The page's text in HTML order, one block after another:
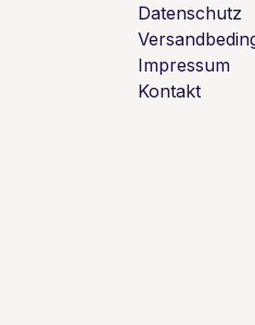
Datenschutz
Impressum
Kontakt